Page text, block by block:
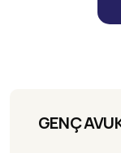
GENÇ